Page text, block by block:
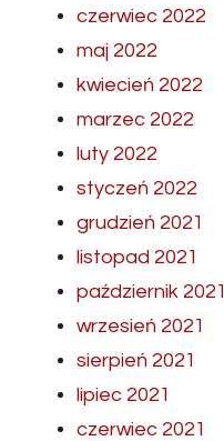
czerwiec 2022
maj 2022
kwiecień 2022
marzec 2022
luty 2022
styczeń 2022
grudzień 2021
listopad 2021
październik 2021
wrzesień 2021
sierpień 2021
lipiec 2021
czerwiec 2021